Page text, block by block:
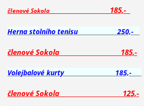
členové Sokola 185,-
Herna stolního tenisu 250,-
členové Sokola 185,-
Volejbalové kurty 185,-
členové Sokola 125,-